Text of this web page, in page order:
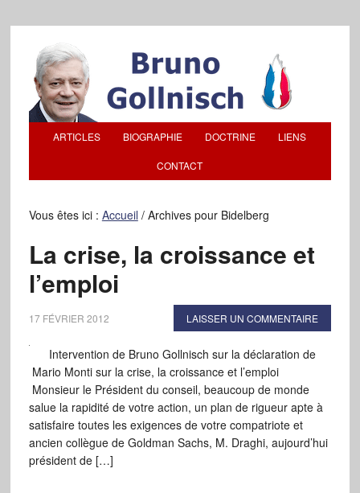
ARTICLES BIOGRAPHIE DOCTRINE LIENS
CONTACT
Vous êtes ici : Accueil /Archives pour Bidelberg
La crise, la croissance et
l’emploi
17 FÉVRIER 2012 LAISSER UN COMMENTAIRE
Intervention de Bruno Gollnisch sur la déclaration de
Mario Monti sur la crise, la croissance et l’emploi
Monsieur le Président du conseil, beaucoup de monde
salue la rapidité de votre action, un plan de rigueur apte à
satisfaire toutes les exigences de votre compatriote et
ancien collègue de Goldman Sachs, M. Draghi, aujourd’hui
président de […]